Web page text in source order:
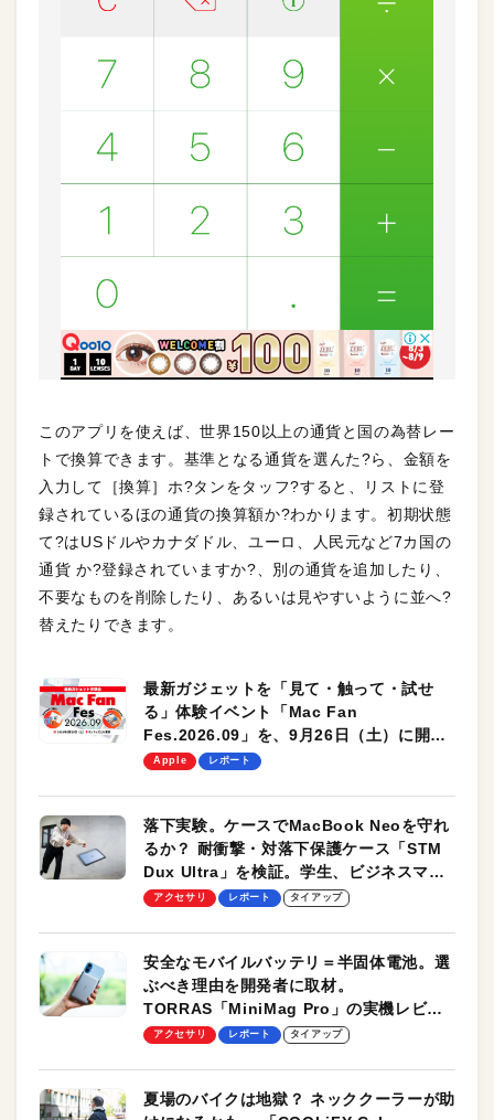
このアプリを使えば、世界150以上の通貨と国の為替レー
トで換算できます。基準となる通貨を選んた?ら、金額を
入力して［換算］ホ?タンをタッフ?すると、リストに登
録されているほの通貨の換算額か?わかります。初期状態
て?はUSドルやカナダドル、ユーロ、人民元など7カ国の
通貨 か?登録されていますか?、別の通貨を追加したり、
不要なものを削除したり、あるいは見やすいように並へ?
替えたりできます。
最新ガジェットを「見て・触って・試せ
る」体験イベント「Mac Fan
Fes.2026.09」を、9月26日（土）に開催
します！
Apple レポート
落下実験。ケースでMacBook Neoを守れ
るか？ 耐衝撃・対落下保護ケース「STM
Dux Ultra」を検証。学生、ビジネスマン
のモバイルユースに最適！
アクセサリ レポート タイアップ
安全なモバイルバッテリ＝半固体電池。選
ぶべき理由を開発者に取材。
TORRAS「MiniMag Pro」の実機レビュ
ーも
アクセサリ レポート タイアップ
夏場のバイクは地獄？ ネッククーラーが助